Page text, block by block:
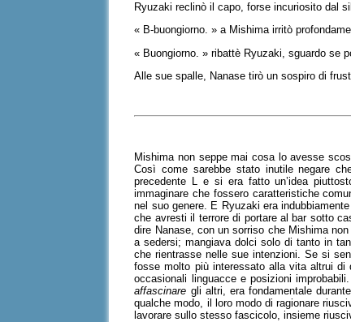
Ryuzaki reclinò il capo, forse incuriosito dal
« B-buongiorno. » a Mishima irritò
« Buongiorno. » ribattè Ryuzaki, sguardo se
Alle sue spalle, Nanase tirò un sospiro di
Mishima non seppe mai cosa lo avesse
Così come sarebbe stato inutile negare
precedente L e si era fatto un’idea
immaginare che fossero caratteristiche
nel suo genere. E Ryuzaki era indubbiamente
che avresti il terrore di portare al bar sotto
dire Nanase, con un sorriso che Mishima
a sedersi; mangiava dolci solo di tanto in
che rientrasse nelle sue intenzioni. Se si
fosse molto più interessato alla vita altrui di
occasionali linguacce e posizioni
affascinare gli altri, era fondamentale
qualche modo, il loro modo di ragionare
lavorare sullo stesso fascicolo, insieme